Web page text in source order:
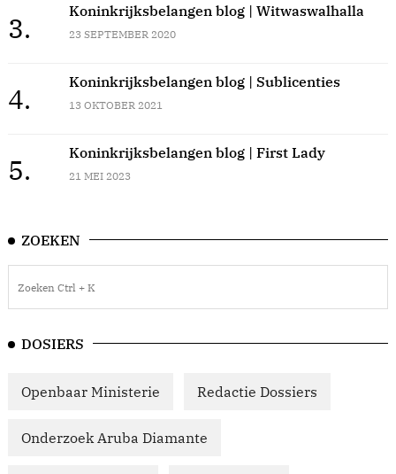
3.
Koninkrijksbelangen blog | Witwaswalhalla
23 SEPTEMBER 2020
4.
Koninkrijksbelangen blog | Sublicenties
13 OKTOBER 2021
5.
Koninkrijksbelangen blog | First Lady
21 MEI 2023
ZOEKEN
DOSIERS
Openbaar Ministerie Redactie Dossiers
Onderzoek Aruba Diamante